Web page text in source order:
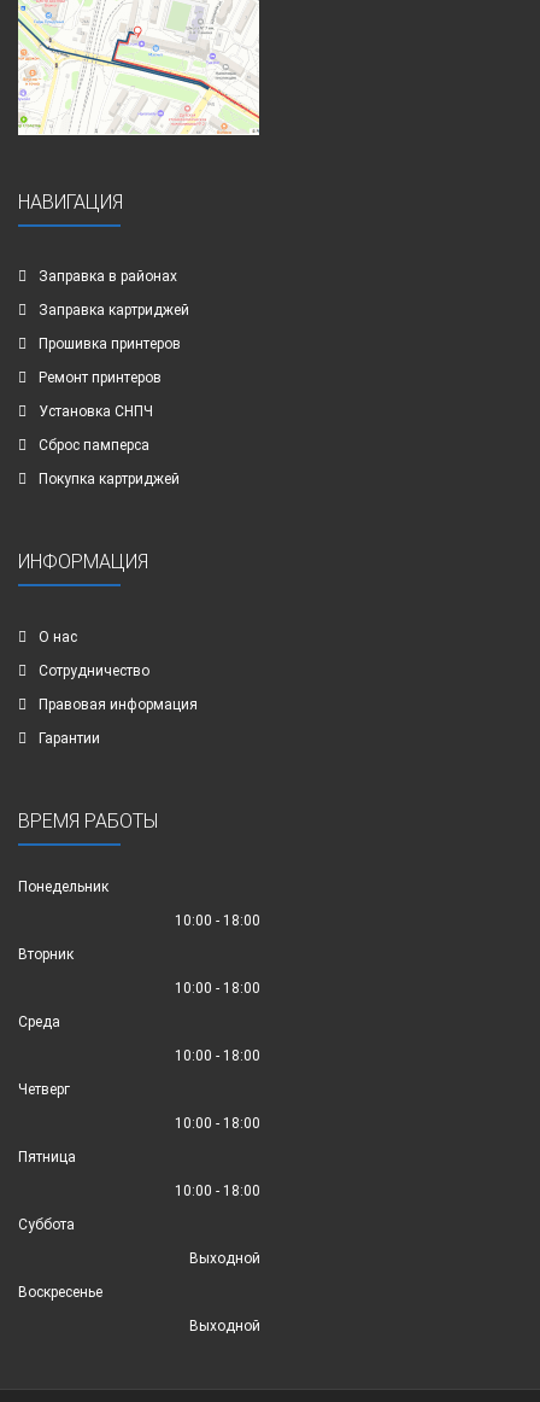
НАВИГАЦИЯ
Заправка в районах
Заправка картриджей
Прошивка принтеров
Ремонт принтеров
Установка СНПЧ
Сброс памперса
Покупка картриджей
ИНФОРМАЦИЯ
О нас
Сотрудничество
Правовая информация
Гарантии
ВРЕМЯ РАБОТЫ
Понедельник
10:00 - 18:00
Вторник
10:00 - 18:00
Среда
10:00 - 18:00
Четверг
10:00 - 18:00
Пятница
10:00 - 18:00
Суббота
Выходной
Воскресенье
Выходной